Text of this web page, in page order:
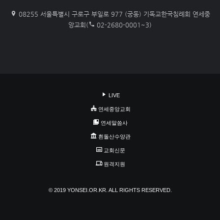
08255 서울특별시 구로구 부일로 977 (궁동) 기독교한국침례회 연세중
앙교회(
02-2680-0001~3)
LIVE
연세중앙교회
연세말씀사
흰돌산수양관
교회신문
원격지원
© 2019 YONSEI.OR.KR. ALL RIGHTS RESERVED.